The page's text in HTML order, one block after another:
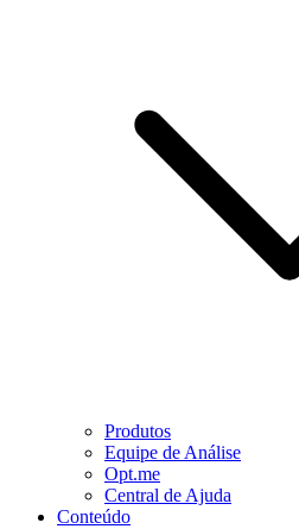
Produtos
Equipe de Análise
Opt.me
Central de Ajuda
Conteúdo